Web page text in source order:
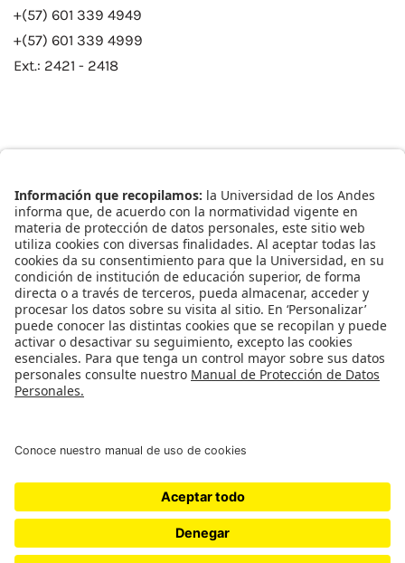
+(57) 601 339 4949
+(57) 601 339 4999
Ext.: 2421 - 2418
Catálogo de Datos
Observatorio Municipal
Solicitud Base Nueva
Redes